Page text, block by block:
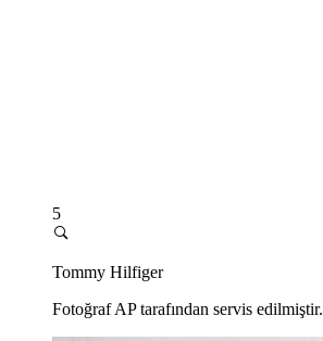
5
Tommy Hilfiger
Fotoğraf AP tarafından servis edilmiştir.